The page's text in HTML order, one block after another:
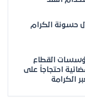
حسونة الكرام
القطاع
احتجاجاً على
الكرامة